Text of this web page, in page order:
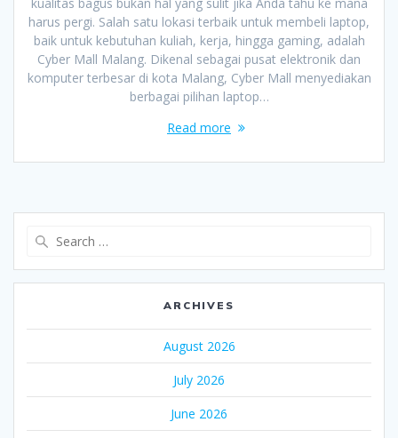
kualitas bagus bukan hal yang sulit jika Anda tahu ke mana
harus pergi. Salah satu lokasi terbaik untuk membeli laptop,
baik untuk kebutuhan kuliah, kerja, hingga gaming, adalah
Cyber Mall Malang. Dikenal sebagai pusat elektronik dan
komputer terbesar di kota Malang, Cyber Mall menyediakan
berbagai pilihan laptop…
Read more
ARCHIVES
August 2026
July 2026
June 2026